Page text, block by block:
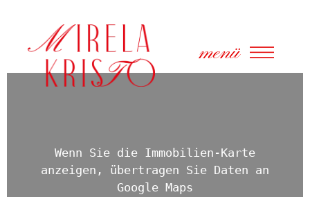
menü
Wenn Sie die Immobilien-Karte
anzeigen, übertragen Sie Daten an
Google Maps